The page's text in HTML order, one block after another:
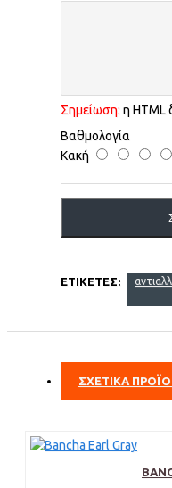
Σημείωση: η HTML
Βαθμολογία
Κακή
ΕΤΙΚΈΤΕΣ:
ΣΧΕΤΙΚΑ